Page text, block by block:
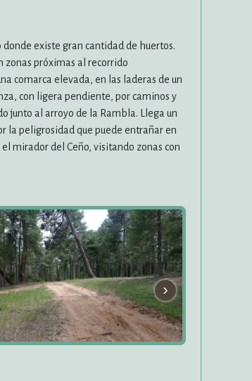
existe gran cantidad de huertos.
zonas próximas al recorrido
comarca elevada, en las laderas de un
con ligera pendiente, por caminos y
junto al arroyo de la Rambla. Llega un
la peligrosidad que puede entrañar en
mirador del Ceño, visitando zonas con
›